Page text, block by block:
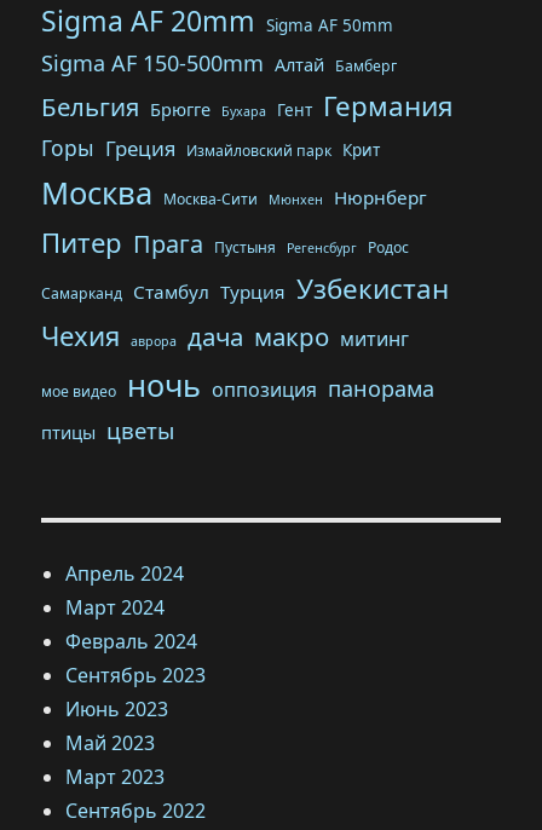
Sigma AF 20mm Sigma AF 50mm
Sigma AF 150-500mm Алтай Бамберг
Бельгия Брюгге Бухара Гент Германия
Горы Греция Измайловский парк Крит
Москва Москва-Сити Мюнхен Нюрнберг
Питер Прага Пустыня Регенсбург Родос
Самарканд Стамбул Турция Узбекистан
Чехия аврора дача макро митинг
мое видео ночь оппозиция панорама
птицы цветы
Апрель 2024
Март 2024
Февраль 2024
Сентябрь 2023
Июнь 2023
Май 2023
Март 2023
Сентябрь 2022